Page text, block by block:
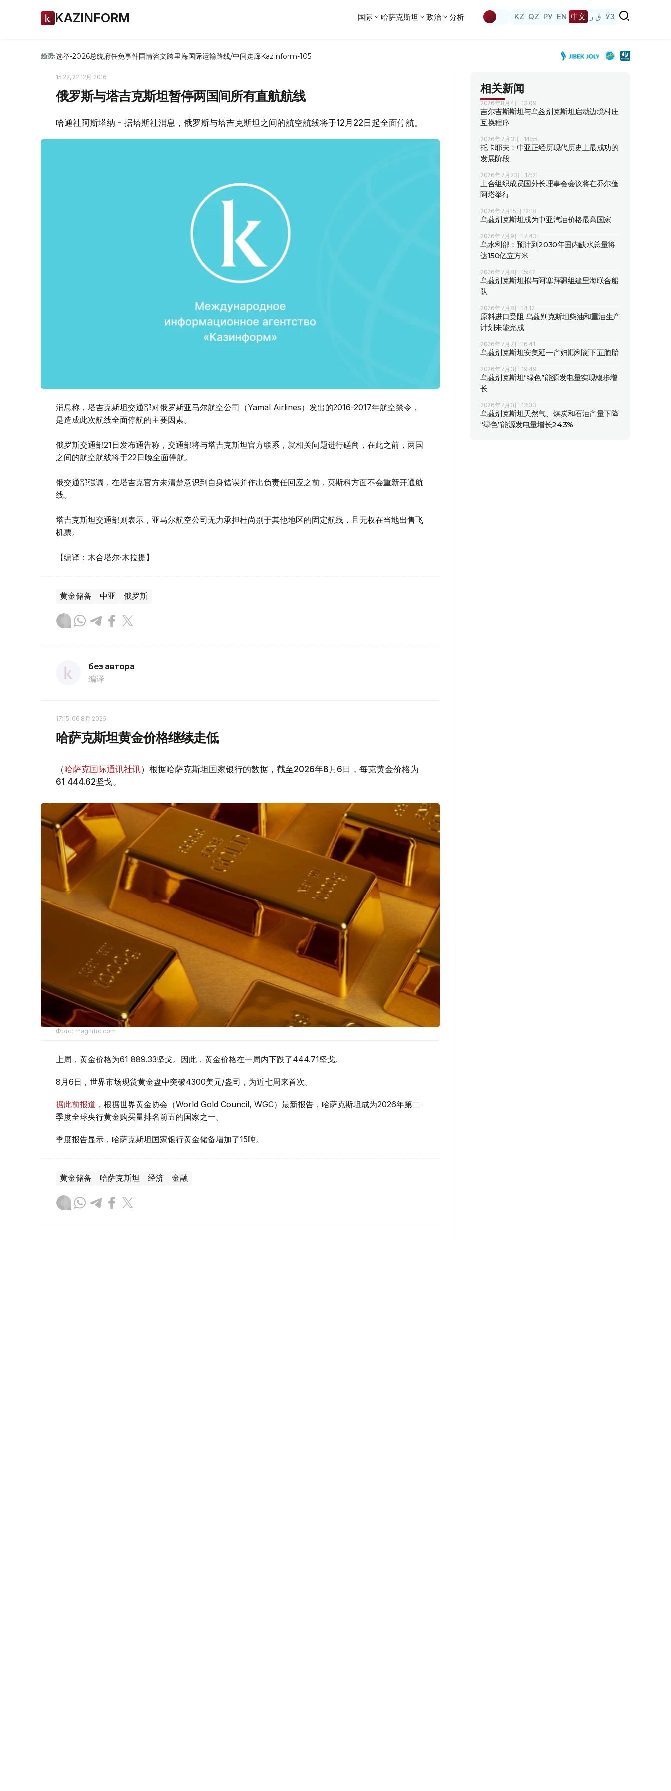
KAZINFORM 国际 哈萨克斯坦 政治 分析 KZ QZ РУ EN 中文 ق ز ЎЗ
趋势:选举-2026总统府任免事件国情咨文跨里海国际运输路线/中间走廊Kazinform-105
15:22, 22 12月 2016
俄罗斯与塔吉克斯坦暂停两国间所有直航航线
哈通社阿斯塔纳 - 据塔斯社消息，俄罗斯与塔吉克斯坦之间的航空航线将于12月22日起全面停航。
消息称，塔吉克斯坦交通部对俄罗斯亚马尔航空公司（Yamal Airlines）发出的2016-2017年航空禁令，
是造成此次航线全面停航的主要因素。
俄罗斯交通部21日发布通告称，交通部将与塔吉克斯坦官方联系，就相关问题进行磋商，在此之前，两国
之间的航空航线将于22日晚全面停航。
俄交通部强调，在塔吉克官方未清楚意识到自身错误并作出负责任回应之前，莫斯科方面不会重新开通航
线。
塔吉克斯坦交通部则表示，亚马尔航空公司无力承担杜尚别于其他地区的固定航线，且无权在当地出售飞
机票。
【编译：木合塔尔·木拉提】
黄金储备 中亚 俄罗斯
без автора
编译
17:15, 06 8月 2026
哈萨克斯坦黄金价格继续走低
（哈萨克国际通讯社讯）根据哈萨克斯坦国家银行的数据，截至2026年8月6日，每克黄金价格为
61 444.62坚戈。
Фото: magnific.com
上周，黄金价格为61 889.33坚戈。因此，黄金价格在一周内下跌了444.71坚戈。
8月6日，世界市场现货黄金盘中突破4300美元/盎司，为近七周来首次。
据此前报道 ，根据世界黄金协会（World Gold Council, WGC）最新报告，哈萨克斯坦成为2026年第二
季度全球央行黄金购买量排名前五的国家之一。
季度报告显示，哈萨克斯坦国家银行黄金储备增加了15吨。
黄金储备 哈萨克斯坦 经济 金融
相关新闻
2026年8月4日 13:09
吉尔吉斯斯坦与乌兹别克斯坦启动边境村庄
互换程序
2026年7月31日 14:55
托卡耶夫：中亚正经历现代历史上最成功的
发展阶段
2026年7月23日 17:21
上合组织成员国外长理事会会议将在乔尔蓬
阿塔举行
2026年7月15日 12:18
乌兹别克斯坦成为中亚汽油价格最高国家
2026年7月9日 17:43
乌水利部：预计到2030年国内缺水总量将
达150亿立方米
2026年7月8日 15:42
乌兹别克斯坦拟与阿塞拜疆组建里海联合船
队
2026年7月8日 14:12
原料进口受阻 乌兹别克斯坦柴油和重油生产
计划未能完成
2026年7月7日 16:41
乌兹别克斯坦安集延一产妇顺利诞下五胞胎
2026年7月3日 19:49
乌兹别克斯坦“绿色”能源发电量实现稳步增
长
2026年7月3日 12:03
乌兹别克斯坦天然气、煤炭和石油产量下降
“绿色”能源发电量增长24.3%